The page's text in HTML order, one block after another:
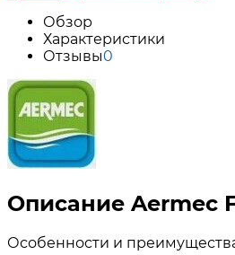
Обзор
Характеристики
Отзывы0
Описание Aermec
Особенности и